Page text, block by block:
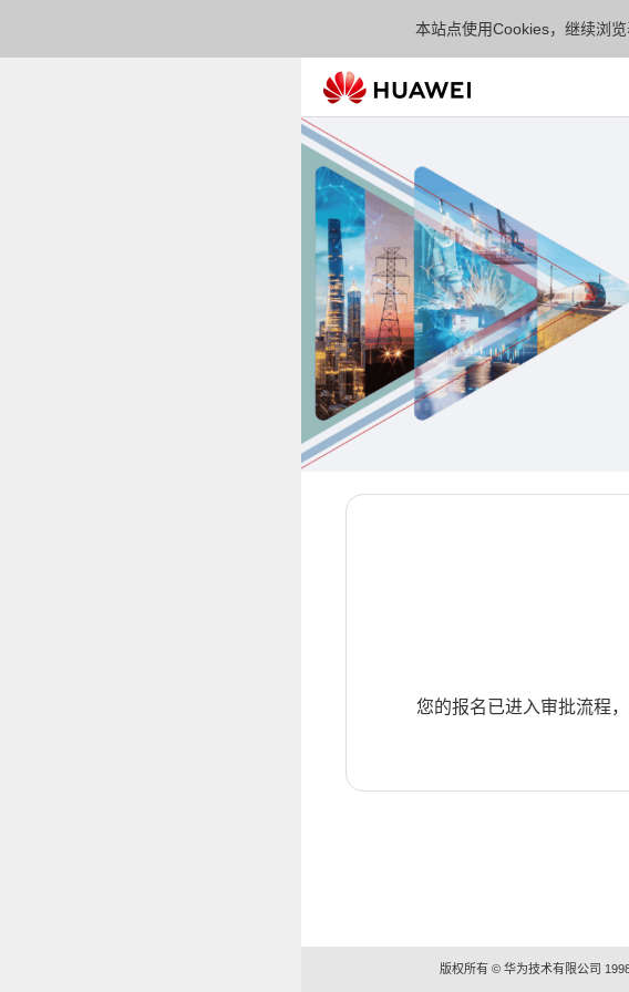
本站点使用Cookies，继续浏
您的报名已进入审批流程
版权所有 © 华为技术有限公司